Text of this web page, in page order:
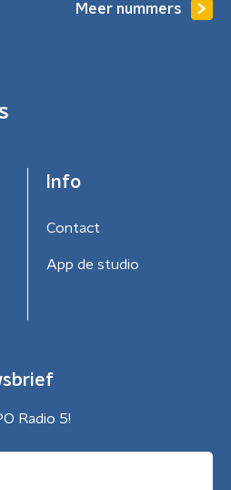
Meer nummers
Info
Contact
App de studio
Radio 5!